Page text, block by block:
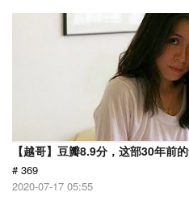
【越哥】豆瓣8.9分，这部30年前
# 369
2020-07-17 05:55